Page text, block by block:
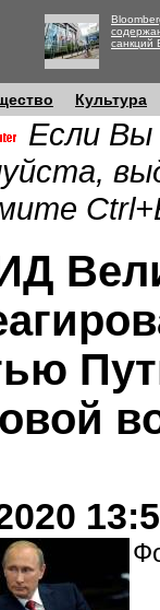
санкций
Культура
Если Вы